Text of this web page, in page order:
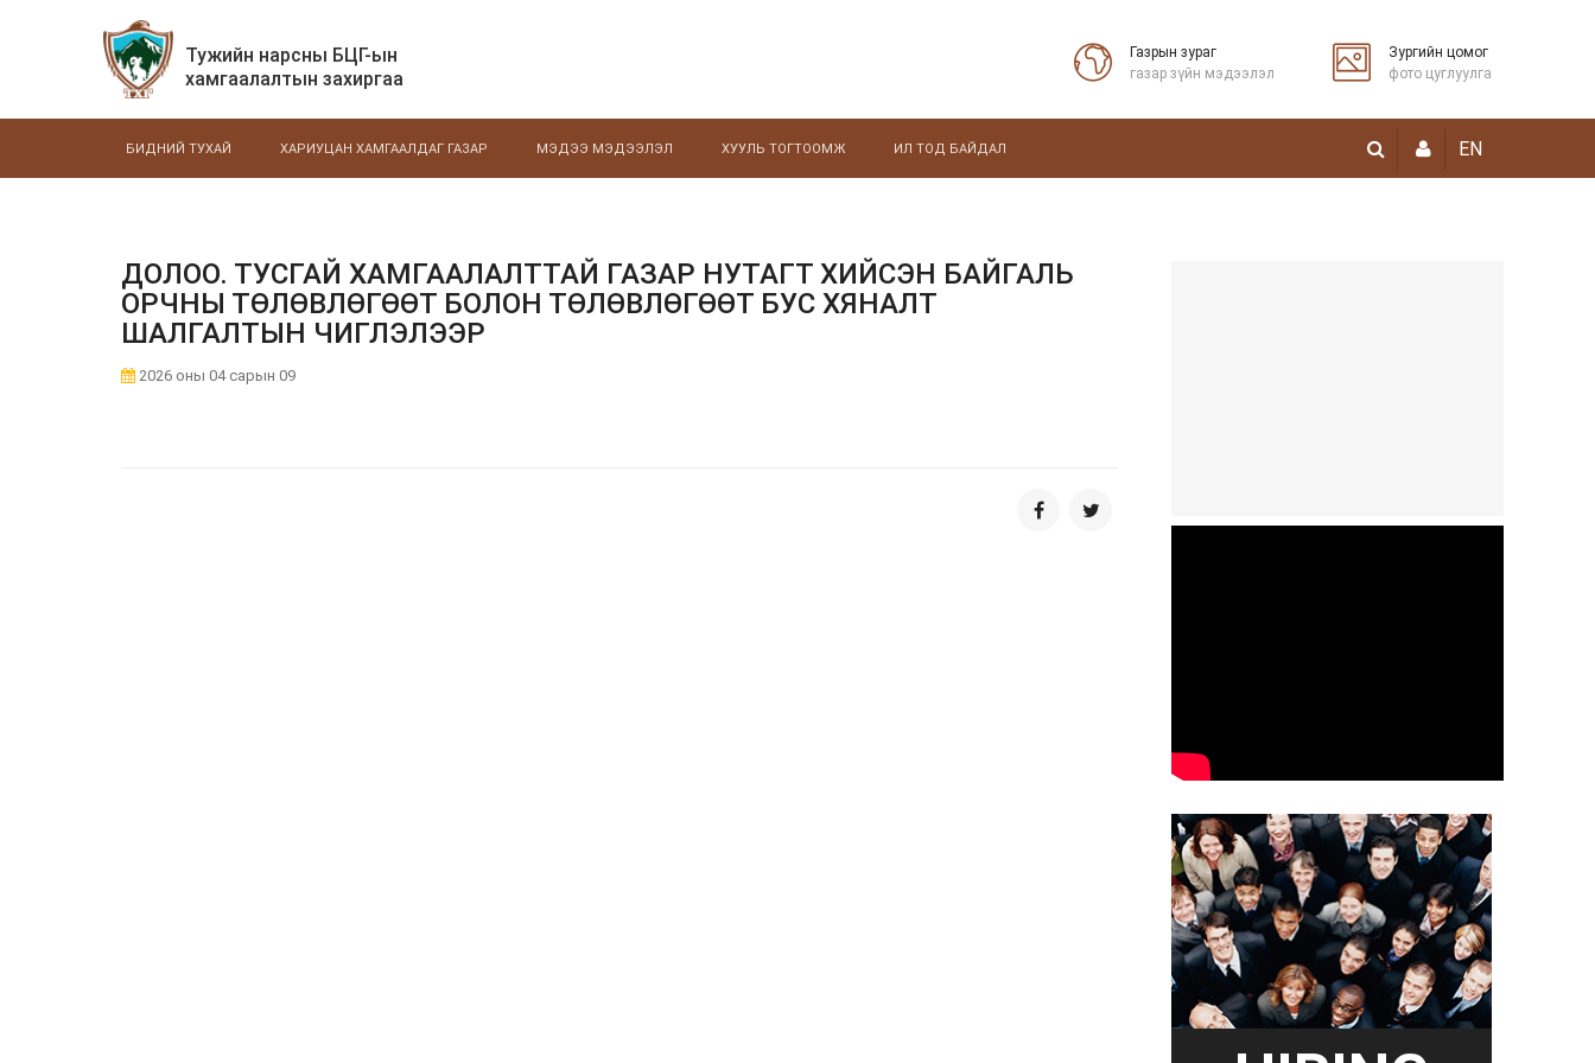
Тужийн нарсны БЦГ-ын
хамгаалалтын захиргаа
Газрын зураг
газар зүйн мэдээлэл
Зургийн цомог
фото цуглуулга
БИДНИЙ ТУХАЙ ХАРИУЦАН ХАМГААЛДАГ ГАЗАР МЭДЭЭ МЭДЭЭЛЭЛ ХУУЛЬ ТОГТООМЖ ИЛ ТОД БАЙДАЛ EN
ДОЛОО. ТУСГАЙ ХАМГААЛАЛТТАЙ ГАЗАР НУТАГТ ХИЙСЭН БАЙГАЛЬ
ОРЧНЫ ТӨЛӨВЛӨГӨӨТ БОЛОН ТӨЛӨВЛӨГӨӨТ БУС ХЯНАЛТ
ШАЛГАЛТЫН ЧИГЛЭЛЭЭР
2026 оны 04 сарын 09